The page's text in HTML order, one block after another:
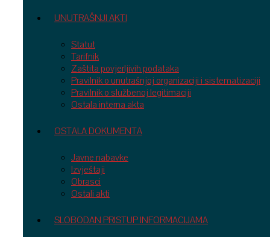
UNUTRAŠNJI AKTI
Statut
Tarifnik
Zaštita povjerljivih podataka
Pravilnik o unutrašnjoj organizaciji i sistematizaciji
Pravilnik o službenoj legitimaciji
Ostala interna akta
OSTALA DOKUMENTA
Javne nabavke
Izvještaji
Obrasci
Ostali akti
SLOBODAN PRISTUP INFORMACIJAMA